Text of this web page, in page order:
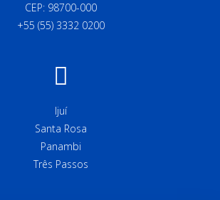
CEP: 98700-000
+55 (55) 3332 0200
Ijuí
Santa Rosa
Panambi
Três Passos